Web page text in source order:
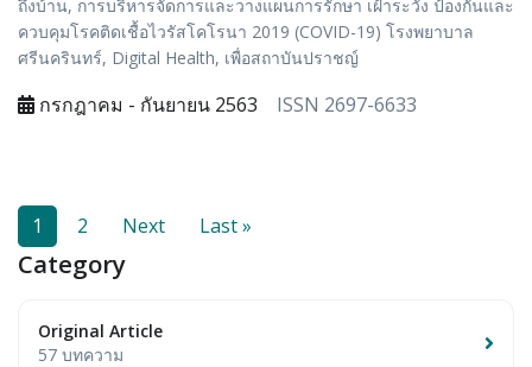
ถึงบ้าน, การบริหารจัดการและวางแผนการรักษา เฝ้าระวัง ป้องกันและ
ควบคุมโรคติดเชื้อไวรัสโคโรนา 2019 (COVID-19) โรงพยาบาล
ศรีนครินทร์, Digital Health, เพื่อสถาบันปราชญ์
กรกฎาคม - กันยายน 2563 ISSN 2697-6633
1 2 Next Last »
Category
Original Article
57 บทความ